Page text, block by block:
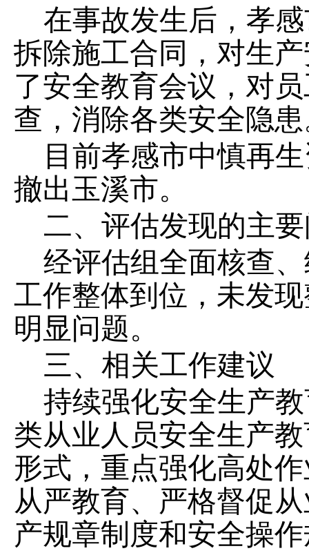
在事故发生后，孝
拆除施工合同， 对生
了安全教育会议，对
查 ， 消除各类安全隐
目前孝感市中慎再
撤出玉溪市。
二、评估发现的主
经评估组全面核查
工作整体到位，未发
明显问题。
三、相关工作建议
持续强化安全生产
类从业人员安全生产
形式，重点强化高处
从严教育、严格督促
产规章制度和安全操